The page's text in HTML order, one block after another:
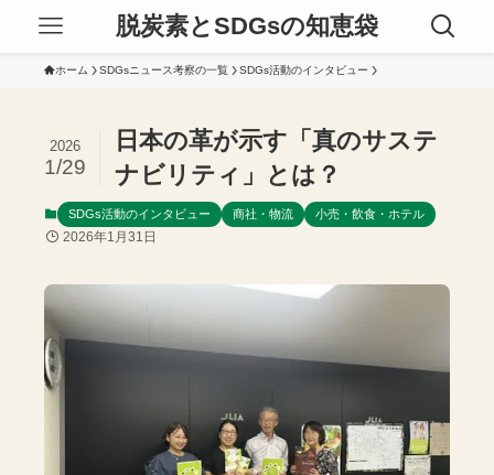
脱炭素とSDGsの知恵袋
ホーム SDGsニュース考察の一覧 SDGs活動のインタビュー
日本の革が示す「真のサステ
ナビリティ」とは？
2026
1/29
SDGs活動のインタビュー 商社・物流 小売・飲食・ホテル
2026年1月31日